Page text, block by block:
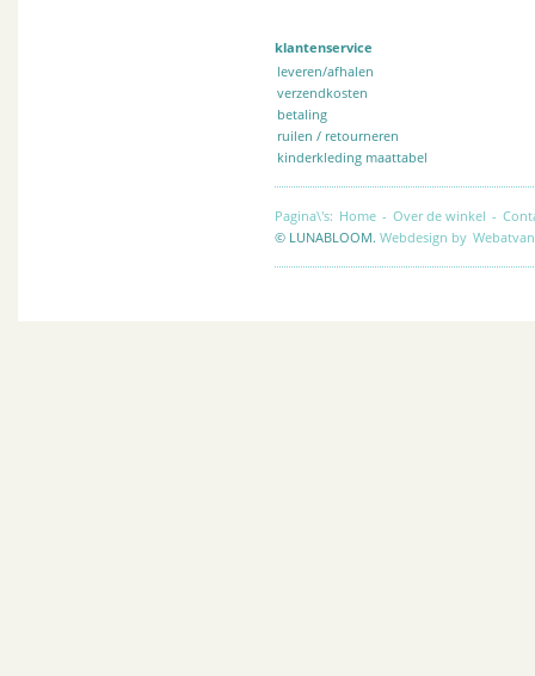
klantenservice
leveren/afhalen
verzendkosten
betaling
ruilen / retourneren
kinderkleding maattabel
Pagina\'s: Home - Over de winkel -
© LUNABLOOM. Webdesign by